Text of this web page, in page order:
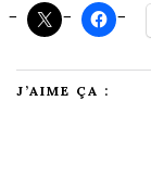
J’AIME ÇA :